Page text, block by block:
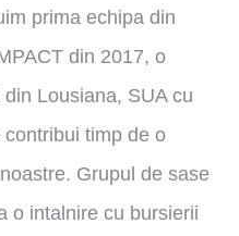
prima echipa din
din 2017, o
Lousiana, SUA cu
timp de o
Grupul de sase
o intalnire cu bursierii